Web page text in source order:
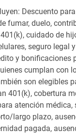
Descuento para
fumar, duelo,
cuidado de
seguro legal
y bonificaciones
cumplan con
son elegibles
401(k), cobertura
atención médica,
largo plazo,
pagada,